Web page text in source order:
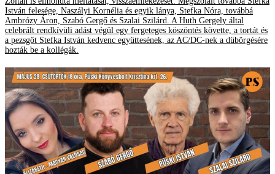
István felesége, Naszályi Kornélia és egyik lánya, Stefka Nóra, továbbá
Ambrózy Áron, Szabó Gergő és Szalai Szilárd. A Huth Gergely által
celebrált rendkívüli adást végül egy fergeteges köszöntés követte, a tortát és
a pezsgőt Stefka István kedvenc együttesének, az AC/DC-nek a dübörgésére
hozták be a kollégák.